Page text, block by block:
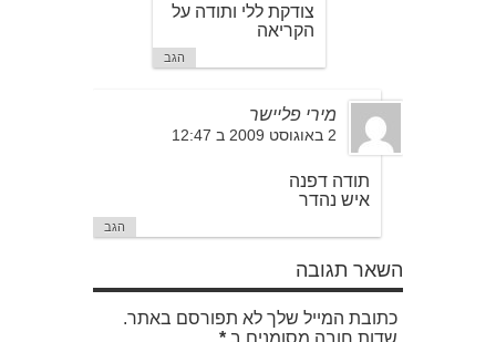
צודקת ללי ותודה על
הקריאה
הגב
מירי פליישר
2 באוגוסט 2009 ב 12:47
תודה דפנה
איש נהדר
הגב
השאר תגובה
כתובת המייל שלך לא תפורסם באתר.
שדות חובה מסומנים ב *